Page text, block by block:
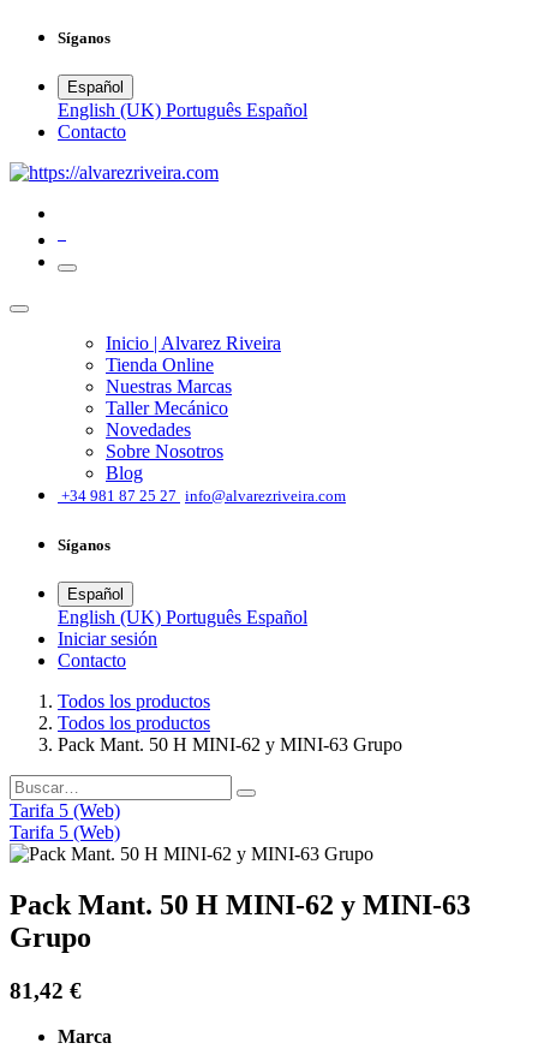
Síganos
Español
English (UK) Português Español
​Contacto
Inicio | Alvarez Riveira
Tienda Online
Nuestras Marcas
Taller Mecánico
Novedades
Sobre Nosotros
Blog
+34 981 87 25 27 info@alvarezriveira.com
Síganos
Español
English (UK) Português Español
Iniciar sesión
​Contacto
Todos los productos
Todos los productos
Pack Mant. 50 H MINI-62 y MINI-63 Grupo
Tarifa 5 (Web)
Tarifa 5 (Web)
Pack Mant. 50 H MINI-62 y MINI-63
Grupo
81,42 €
Marca